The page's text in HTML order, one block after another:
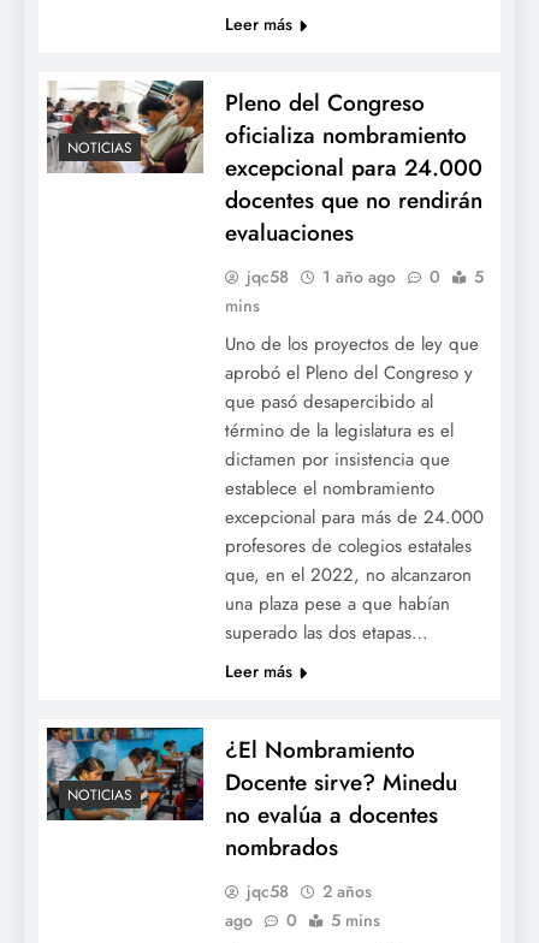
Leer más
NOTICIAS
Pleno del Congreso
oficializa nombramiento
excepcional para 24.000
docentes que no rendirán
evaluaciones
jqc58 1 año ago 0
5
mins
Uno de los proyectos de ley que
aprobó el Pleno del Congreso y
que pasó desapercibido al
término de la legislatura es el
dictamen por insistencia que
establece el nombramiento
excepcional para más de 24.000
profesores de colegios estatales
que, en el 2022, no alcanzaron
una plaza pese a que habían
superado las dos etapas…
Leer más
NOTICIAS
¿El Nombramiento
Docente sirve? Minedu
no evalúa a docentes
nombrados
jqc58
2 años
ago
0 5 mins